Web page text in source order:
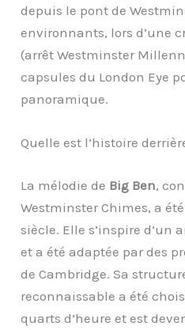
depuis le pont de
environnants, lors d’une
(arrêt Westminster
capsules du London Eye
panoramique.
Quelle est l’histoire
La mélodie de Big Ben,
Westminster Chimes, a
siècle. Elle s’inspire d’un
et a été adaptée par des
de Cambridge. Sa
reconnaissable a été
quarts d’heure et est